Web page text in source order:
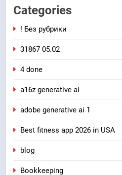
Categories
! Без рубрики
31867 05.02
4 done
a16z generative ai
adobe generative ai 1
Best fitness app 2026 in USA
blog
Bookkeeping